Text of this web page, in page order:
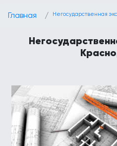
Главная Негосударственная